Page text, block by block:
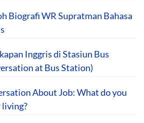
Biografi WR Supratman Bahasa
Inggris di Stasiun Bus
at Bus Station)
About Job: What do you